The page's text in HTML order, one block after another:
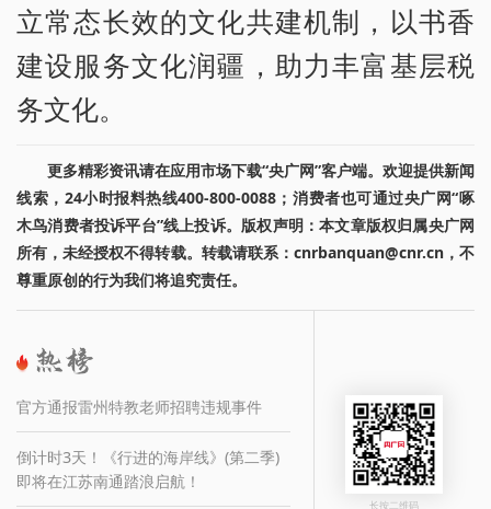
立常态长效的文化共建机制，以书香
建设服务文化润疆，助力丰富基层税
务文化。
更多精彩资讯请在应用市场下载“央广网”客户端。欢迎提供新闻
线索，24小时报料热线400-800-0088；消费者也可通过央广网“啄
木鸟消费者投诉平台”线上投诉。版权声明：本文章版权归属央广网
所有，未经授权不得转载。转载请联系：cnrbanquan@cnr.cn，不
尊重原创的行为我们将追究责任。
官方通报雷州特教老师招聘违规事件
倒计时3天！《行进的海岸线》(第二季)
即将在江苏南通踏浪启航！
长按二维码